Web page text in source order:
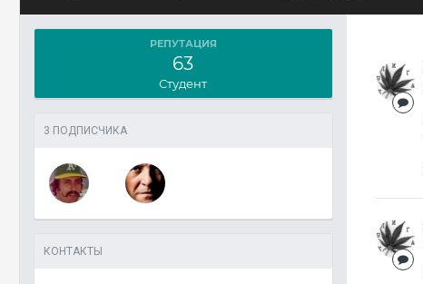
РЕПУТАЦИЯ
63
Студент
3 ПОДПИСЧИКА
КОНТАКТЫ